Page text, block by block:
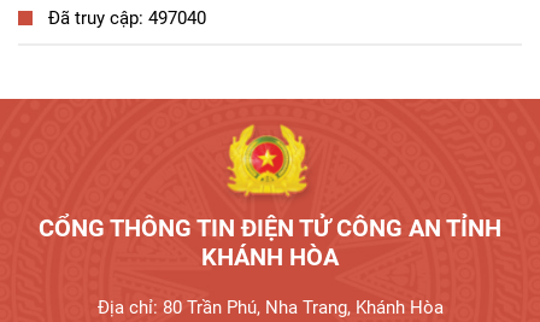
Đã truy cập: 497040
CỔNG THÔNG TIN ĐIỆN TỬ CÔNG AN TỈNH
KHÁNH HÒA
Địa chỉ: 80 Trần Phú, Nha Trang, Khánh Hòa